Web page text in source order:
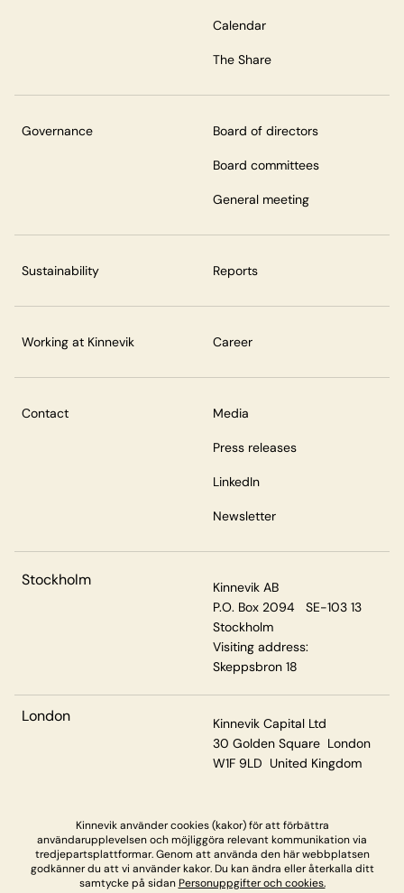
Calendar
The Share
Governance Board of directors
Board committees
General meeting
Sustainability Reports
Working at Kinnevik Career
Contact Media
Press releases
LinkedIn
Newsletter
Stockholm
Kinnevik AB
P.O. Box 2094 SE-103 13
Stockholm
Visiting address:
Skeppsbron 18
London
Kinnevik Capital Ltd
30 Golden Square London
W1F 9LD United Kingdom
Privacy & CookiesKinnevik använder cookies (kakor) för att förbättra
användarupplevelsen och möjliggöra relevant kommunikation via
tredjepartsplattformar. Genom att använda den här webbplatsen
godkänner du att vi använder kakor. Du kan ändra eller återkalla ditt
samtycke på sidan Personuppgifter och cookies.